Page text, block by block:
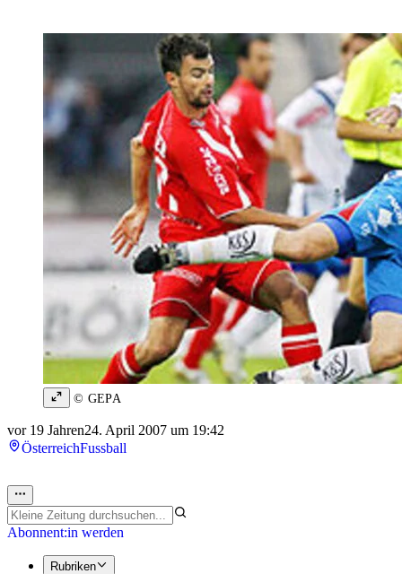
© GEPA
vor 19 Jahren24. April 2007 um 19:42
ÖsterreichFussball
Abonnent:in werden
Rubriken